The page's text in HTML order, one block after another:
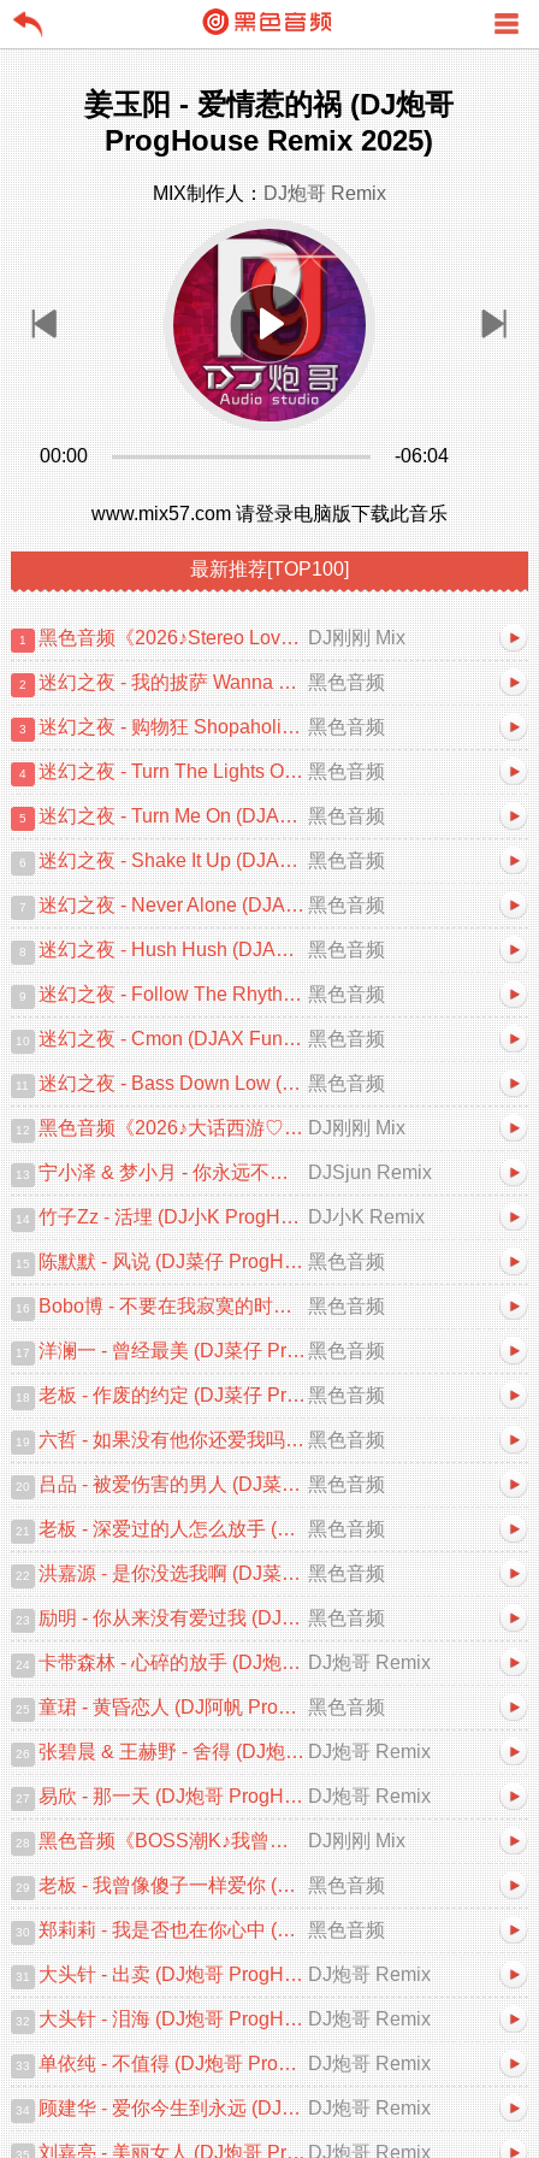
姜玉阳 - 爱情惹的祸 (DJ炮哥
ProgHouse Remix 2025)
MIX制作人：DJ炮哥 Remix
00:00 -06:04
www.mix57.com 请登录电脑版下载此音乐
最新推荐[TOP100]
1 黑色音频《2026♪Stereo Love♡忘情冷雨夜♪中文跳舞大碟V2》DJ刚刚 Mix DJ刚刚 Mix
2 迷幻之夜 - 我的披萨 Wanna Be A Star (DJAX FunkyHouse 2026 Remix) 黑色音频
3 迷幻之夜 - 购物狂 Shopaholic (DJAX FunkyHouse Mix 2026) 黑色音频
4 迷幻之夜 - Turn The Lights Off (DJAX FunkyHouse 2026 Remix) 黑色音频
5 迷幻之夜 - Turn Me On (DJAX FunkyHouse Mix 2026) 黑色音频
6 迷幻之夜 - Shake It Up (DJAX FunkyHouse Mix 2026) 黑色音频
7 迷幻之夜 - Never Alone (DJAX FunkyHouse Mix 2026) 黑色音频
8 迷幻之夜 - Hush Hush (DJAX FunkyHouse Mix 2026) 黑色音频
9 迷幻之夜 - Follow The Rhythm Now (DJAX FunkyHouse Mix) 黑色音频
10 迷幻之夜 - Cmon (DJAX FunkyHouse Remix 2026) 黑色音频
11 迷幻之夜 - Bass Down Low (DJAX FunkyHouse Mix 2026) 黑色音频
12 黑色音频《2026♪大话西游♡一生所爱♪中文跳舞大碟V2》DJ刚刚 Mix DJ刚刚 Mix
13 宁小泽 & 梦小月 - 你永远不知道 (DJSjun ProgHouse Remix) DJSjun Remix
14 竹子Zz - 活埋 (DJ小K ProgHouse Remix 2026) DJ小K Remix
15 陈默默 - 风说 (DJ菜仔 ProgHouse Remix 2026) 黑色音频
16 Bobo博 - 不要在我寂寞的时候说爱我 (DJ菜仔 ProgHouse Remix 2026) 黑色音频
17 洋澜一 - 曾经最美 (DJ菜仔 ProgHouse Remix 2026)黑色音频
18 老板 - 作废的约定 (DJ菜仔 ProgHouse Remix 2026)黑色音频
19 六哲 - 如果没有他你还爱我吗 (DJ菜仔 ProgHouse Remix 2026)V2 黑色音频
20 吕品 - 被爱伤害的男人 (DJ菜仔 ProgHouse Remix 2026)V2 黑色音频
21 老板 - 深爱过的人怎么放手 (DJ菜仔 ProgHouse Remix 2026) 黑色音频
22 洪嘉源 - 是你没选我啊 (DJ菜仔 ProgHouse Remix 2026) 黑色音频
23 励明 - 你从来没有爱过我 (DJ阿贵 ProgHouse Remix 2026) 黑色音频
24 卡带森林 - 心碎的放手 (DJ炮哥 ProgHouse Remix 2026) DJ炮哥 Remix
25 童珺 - 黄昏恋人 (DJ阿帆 ProgHouse Remix 2026) 粤语 黑色音频
26 张碧晨 & 王赫野 - 舍得 (DJ炮哥 ProgHouse Remix 2026) DJ炮哥 Remix
27 易欣 - 那一天 (DJ炮哥 ProgHouse Remix 2026) DJ炮哥 Remix
28 黑色音频《BOSS潮K♪我曾像傻子一样爱你♪中文跳舞大碟V2》DJ刚刚 Mix DJ刚刚 Mix
29 老板 - 我曾像傻子一样爱你 (DJ阿贵 ProgHouse 2026 Remix) 黑色音频
30 郑莉莉 - 我是否也在你心中 (DJ阿贵 ProgHouse 2026 Remix) 黑色音频
31 大头针 - 出卖 (DJ炮哥 ProgHouse Remix 2026) DJ炮哥 Remix
32 大头针 - 泪海 (DJ炮哥 ProgHouse Remix 2026) DJ炮哥 Remix
33 单依纯 - 不值得 (DJ炮哥 ProgHouse Remix 2026) DJ炮哥 Remix
34 顾建华 - 爱你今生到永远 (DJ炮哥 ProgHouse Remix 2026) DJ炮哥 Remix
35 刘嘉亮 - 美丽女人 (DJ炮哥 ProgHouse Remix 2026)DJ炮哥 Remix